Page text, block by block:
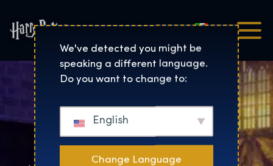
Harry Potter™: The
Italiano
We've detected you might be
speaking a different language.
Do you want to change to:
English
Change Language